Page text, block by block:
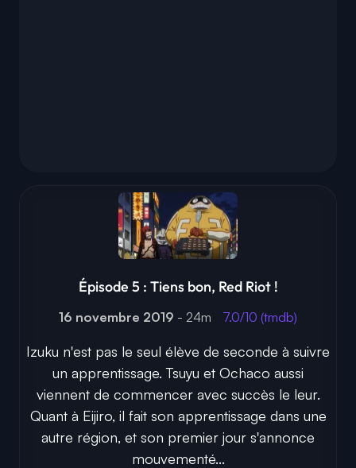
Épisode 5 : Tiens bon, Red Riot !
16 novembre 2019 - 24m 7.0/10 (tmdb)
Izuku n'est pas le seul élève de seconde à suivre
un apprentissage. Tsuyu et Ochaco aussi
viennent de commencer avec succès le leur.
Quant à Eijiro, il fait son apprentissage dans une
autre région, et son premier jour s'annonce
mouvementé...